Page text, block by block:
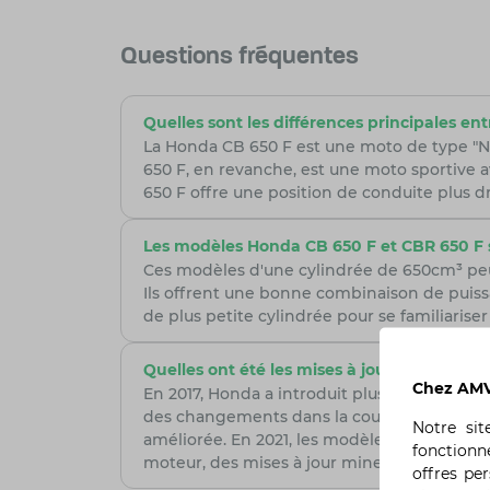
Questions fréquentes
Quelles sont les différences principales
La Honda CB 650 F est une moto de type
650 F, en revanche, est une moto sportive
650 F offre une position de conduite plus
Les modèles Honda CB 650 F et CBR 650
Ces modèles d'une cylindrée de 650cm³
Ils offrent une bonne combinaison de
de plus petite cylindrée pour se
Quelles ont été les mises à jour clés des
En 2017, Honda a introduit plusieurs
des changements dans la couleur du
améliorée. En 2021, les modèles ont été
moteur, des mises à jour mineures du
Chez
Notre
offres